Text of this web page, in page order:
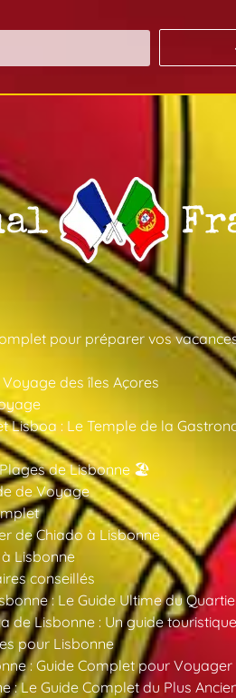
pour préparer vos
des îles Açores
Lisboa : Le Temple de la
de Lisbonne 🏖️
de Voyage
de Chiado à Lisbonne
Lisbonne
conseillés
: Le Guide Ultime du
de Lisbonne : Un guide touristique
pour Lisbonne
: Guide Complet pour
: Le Guide Complet du Plus